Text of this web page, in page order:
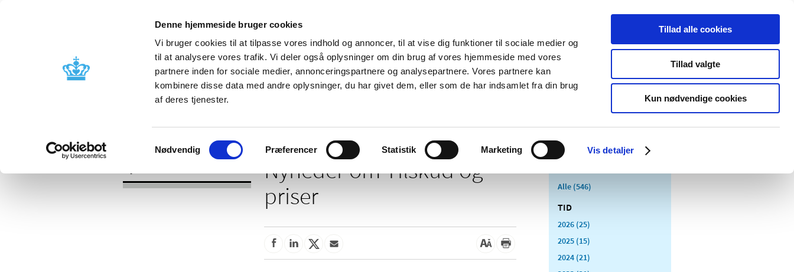
Denne hjemmeside bruger cookies
Vi bruger cookies til at tilpasse vores indhold og annoncer, til at vise dig funktioner til sociale medier og
til at analysere vores trafik. Vi deler også oplysninger om din brug af vores hjemmeside med vores
partnere inden for sociale medier, annonceringspartnere og analysepartnere. Vores partnere kan
kombinere disse data med andre oplysninger, du har givet dem, eller som de har indsamlet fra din brug
af deres tjenester.
Samtykkevalg
Nødvendig Præferencer Statistik Marketing Vis detaljer
Tillad alle cookies
Tillad valgte
Kun nødvendige cookies
Nyheder Om os Kontakt Udgivelser
Godkendelse og
Bivirkninger og
produktinformation
Tilskud og
Apoteker og salg af
Medicinsk
Særlige
produktområder
Nyheder om Tilskud og
priser
Alle (546)
TID
2026 (25)
2025 (15)
2024 (21)